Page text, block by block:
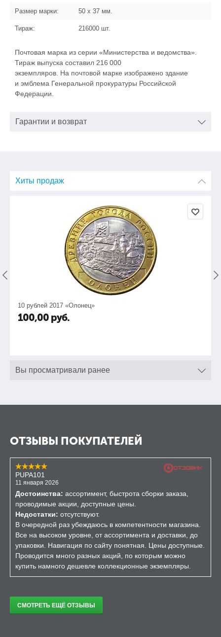
Размер марки: 50 x 37 мм.
Тираж: 216000 шт.
Почтовая марка из серии «Министерства и ведомства».
Тираж выпуска составил 216 000
экземпляров. На почтовой марке изображено здание
и эмблема Генеральной прокуратуры Российской
Федерации.
Гарантии и возврат
Хиты продаж
10 рублей 2017 «Олонец»
100,00 руб.
Вы просматривали ранее
ОТЗЫВЫ ПОКУПАТЕЛЕЙ
PUPA101
11 января 2026
Достоинства: ассортимент, быстрота сборки заказа,
проводимые акции, доступные цены.
Недостатки: отсутствуют.
В очередной раз убеждаюсь в компетентности магазина.
Все на высоком уровне, от ассортимента и доставки, до
упаковки. Навигация по сайту понятная. Цены доступные.
Проводится много разных акций, по которым можно
купить намного дешевле коллекционные экземпляры.
СМОТРЕТЬ ЕЩЁ ОТЗЫВЫ